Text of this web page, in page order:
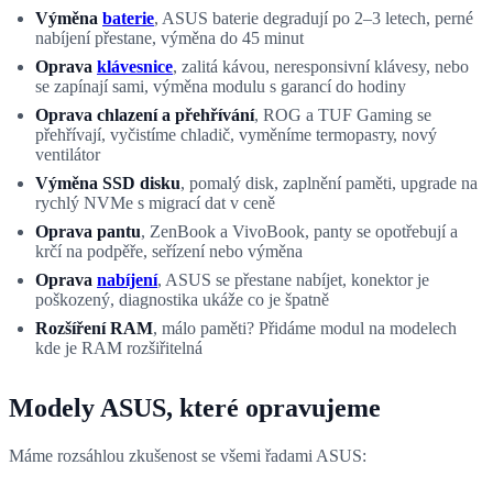
Výměna baterie, ASUS baterie degradují po 2–3 letech, perné
nabíjení přestane, výměna do 45 minut
Oprava klávesnice, zalitá kávou, neresponsivní klávesy, nebo
se zapínají sami, výměna modulu s garancí do hodiny
Oprava chlazení a přehřívání, ROG a TUF Gaming se
přehřívají, vyčistíme chladič, vyměníme termopasту, nový
ventilátor
Výměna SSD disku, pomalý disk, zaplnění paměti, upgrade na
rychlý NVMe s migrací dat v ceně
Oprava pantu, ZenBook a VivoBook, panty se opotřebují a
krčí na podpěře, seřízení nebo výměna
Oprava nabíjení, ASUS se přestane nabíjet, konektor je
poškozený, diagnostika ukáže co je špatně
Rozšíření RAM, málo paměti? Přidáme modul na modelech
kde je RAM rozšiřitelná
Modely ASUS, které opravujeme
Máme rozsáhlou zkušenost se všemi řadami ASUS: